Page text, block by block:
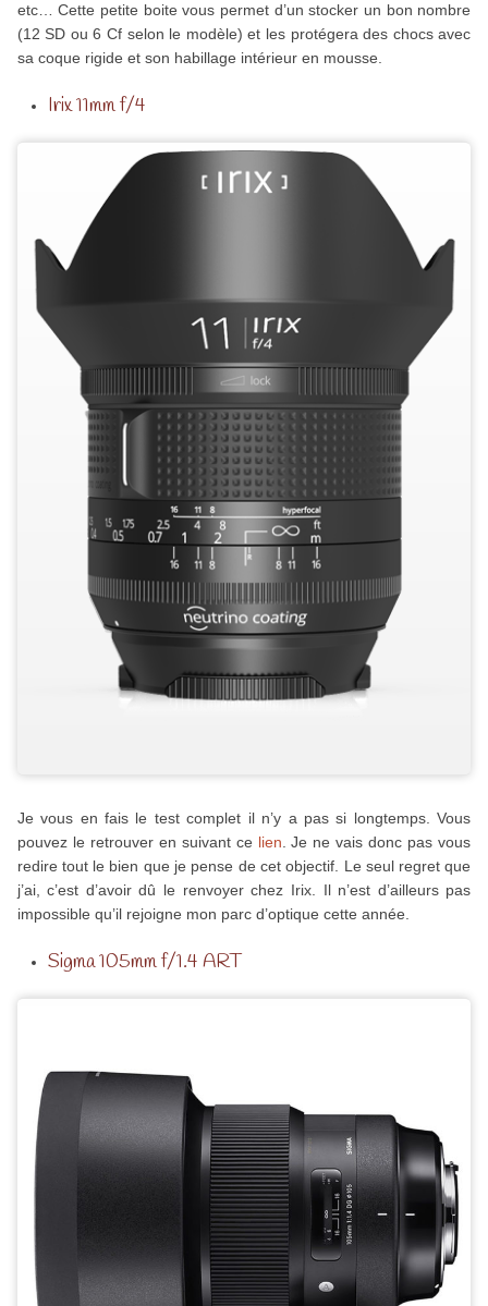
etc… Cette petite boite vous permet d’un stocker un bon nombre
(12 SD ou 6 Cf selon le modèle) et les protégera des chocs avec
sa coque rigide et son habillage intérieur en mousse.
Irix 11mm f/4
Je vous en fais le test complet il n’y a pas si longtemps. Vous
pouvez le retrouver en suivant ce lien. Je ne vais donc pas vous
redire tout le bien que je pense de cet objectif. Le seul regret que
j’ai, c’est d’avoir dû le renvoyer chez Irix. Il n’est d’ailleurs pas
impossible qu’il rejoigne mon parc d’optique cette année.
Sigma 105mm f/1.4 ART